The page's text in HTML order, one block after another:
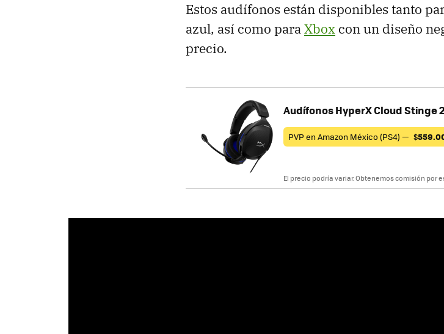
Estos audífonos están disponibles tanto
azul, así como paraXbox con un diseño
precio.
Audífonos HyperX Cloud Stinge
PVP en Amazon México (PS4) — $
El precio podría variar. Obtenemos comisión por